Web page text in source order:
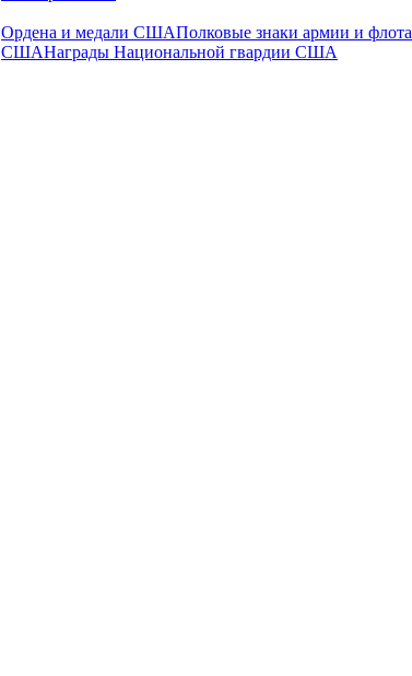
Ордена и медали СШАПолковые знаки армии и флота
СШАНаграды Национальной гвардии США